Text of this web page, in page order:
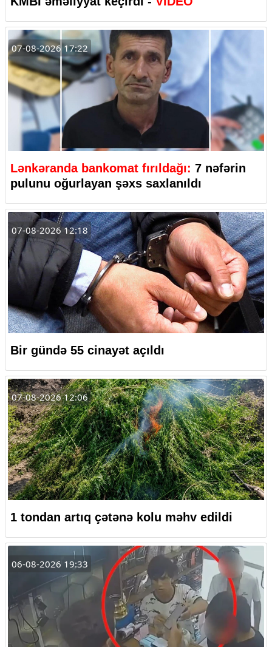
07-08-2026 17:22
Lənkəranda bankomat fırıldağı: 7 nəfərin
pulunu oğurlayan şəxs saxlanıldı
07-08-2026 12:18
Bir gündə 55 cinayət açıldı
07-08-2026 12:06
1 tondan artıq çətənə kolu məhv edildi
06-08-2026 19:33